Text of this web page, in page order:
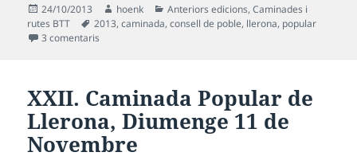
Publicat
el
24/10/2013 Autor
hoenk Categories
Anteriors edicions,Caminades i
rutes BTT
Etiquetes
2013,caminada,consell de poble, llerona, popular
3 comentaris
XXII. Caminada Popular de
Llerona, Diumenge 11 de
Novembre